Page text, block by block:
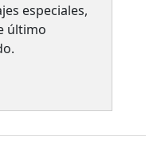
especiales,
último